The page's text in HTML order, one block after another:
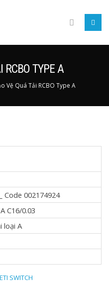
RCBO TYPE A
Vệ Quá Tải RCBO Type A
Code 002174924
C16/0.03
loại A
SWITCH